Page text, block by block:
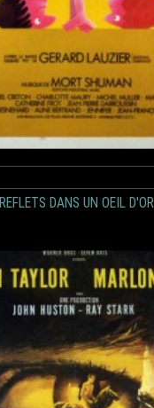
REFLETS DANS UN OEIL D'OR